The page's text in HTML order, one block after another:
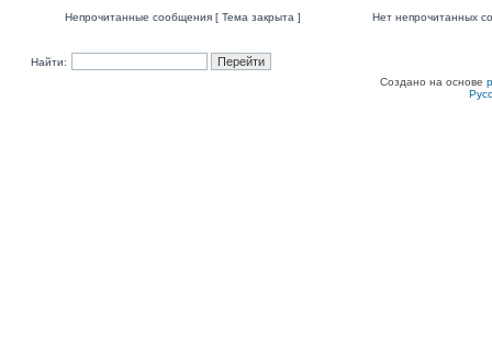
Непрочитанные сообщения [ Тема закрыта ] Нет непрочитанных
Найти:
Создано на основе